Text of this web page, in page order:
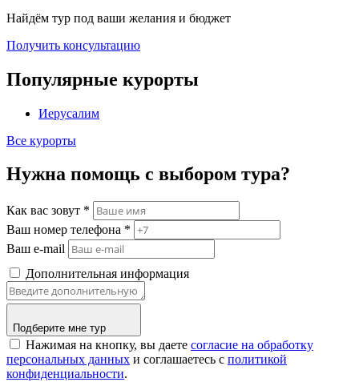
Найдём тур под ваши желания и бюджет
Получить консультацию
Популярные курорты
Иерусалим
Все курорты
Нужна помощь с выбором тура?
Как вас зовут *
Ваш номер телефона *
Ваш e-mail
Дополнительная информация
Подберите мне тур
Нажимая на кнопку, вы даете согласие на обработку
персональных данных и соглашаетесь c политикой
конфиденциальности.